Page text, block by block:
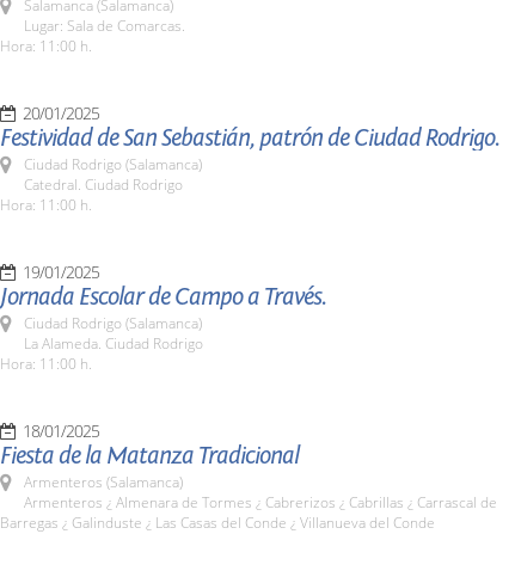
Salamanca (Salamanca)
Lugar: Sala de Comarcas.
Hora: 11:00 h.
20/01/2025
Festividad de San Sebastián, patrón de Ciudad Rodrigo.
Ciudad Rodrigo (Salamanca)
Catedral. Ciudad Rodrigo
Hora: 11:00 h.
19/01/2025
Jornada Escolar de Campo a Través.
Ciudad Rodrigo (Salamanca)
La Alameda. Ciudad Rodrigo
Hora: 11:00 h.
18/01/2025
Fiesta de la Matanza Tradicional
Armenteros (Salamanca)
Armenteros ¿ Almenara de Tormes ¿ Cabrerizos ¿ Cabrillas ¿ Carrascal de
Barregas ¿ Galinduste ¿ Las Casas del Conde ¿ Villanueva del Conde